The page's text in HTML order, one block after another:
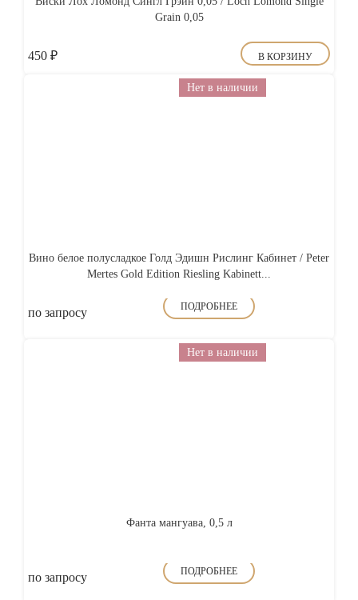
Grain 0,05
450 ₽ В КОРЗИНУ
Нет в наличии
Вино белое полусладкое Голд Эдишн Рислинг Кабинет / Peter
Mertes Gold Edition Riesling Kabinett...
по запросу ПОДРОБНЕЕ
Нет в наличии
Фанта мангуава, 0,5 л
по запросу ПОДРОБНЕЕ